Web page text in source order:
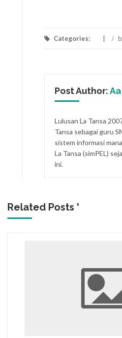
Categories: /
Post Author:
Lulusan La Tansa
Tansa sebagai guru
sistem informasi
La Tansa (simPEL)
ini.
Related Posts '